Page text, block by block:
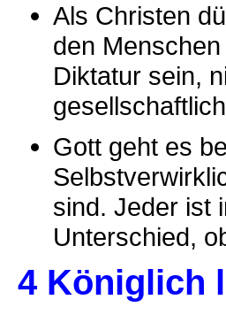
Als Christen
den
Diktatur sein,
Gott geht es
sind. Jeder ist
Unterschied,
4 Königlich